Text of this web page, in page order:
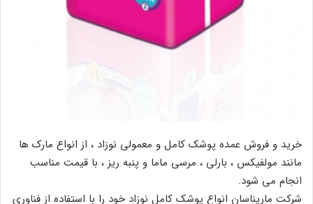
خرید و فروش عمده پوشک کامل و معمولی نوزاد ، از انواع مارک ها
مانند مولفیکس ، بارلی ، مرسی ماما و پنبه ریز ، با قیمت مناسب
انجام می شود.
شرکت ماریناسان انواع پوشک کامل نوزاد خود را با استفاده از فناوری